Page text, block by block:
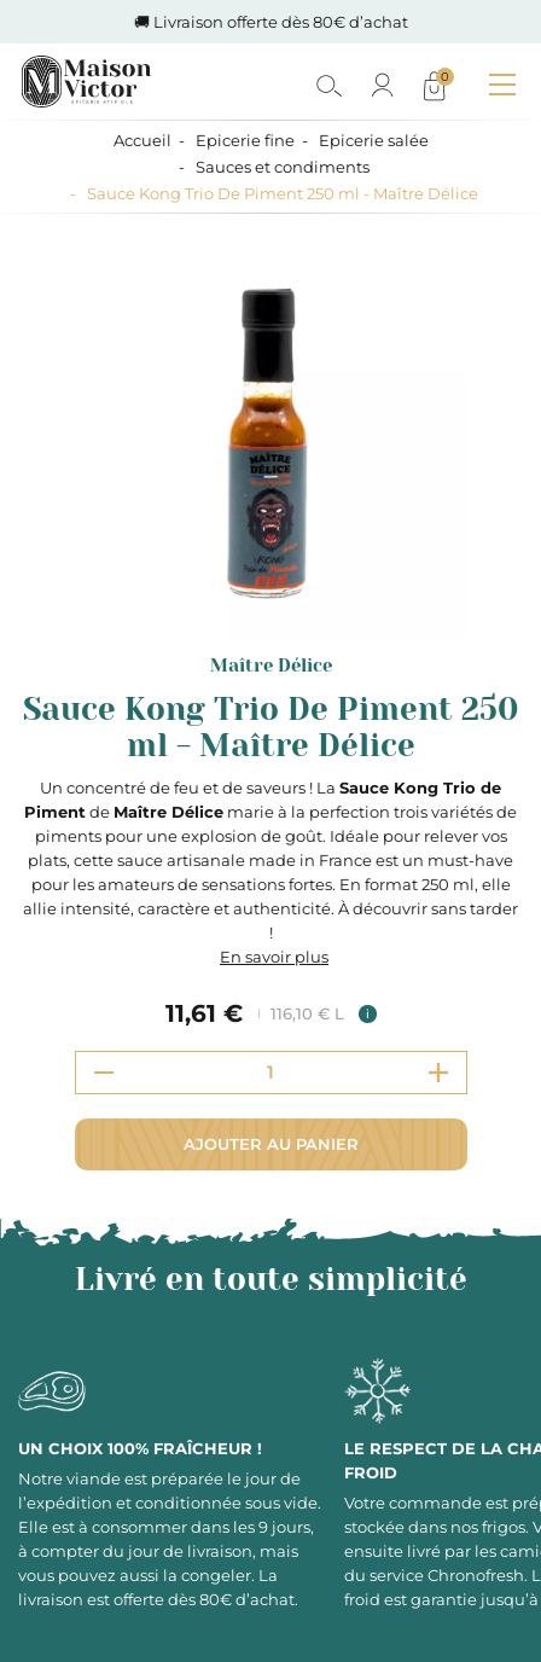
🚚 Livraison offerte dès 80€ d’achat
0
Accueil Epicerie fine
Epicerie salée
Sauces et condiments
Sauce Kong Trio De Piment 250 ml - Maître Délice
Maître Délice
Sauce Kong Trio De Piment 250
ml - Maître Délice
Un concentré de feu et de saveurs ! La Sauce Kong Trio de
Piment de Maître Délice marie à la perfection trois variétés de
piments pour une explosion de goût. Idéale pour relever vos
plats, cette sauce artisanale made in France est un must-have
pour les amateurs de sensations fortes. En format 250 ml, elle
allie intensité, caractère et authenticité. À découvrir sans tarder
!
En savoir plus
11,61 € 116,10 € L i
AJOUTER AU PANIER
Livré en toute simplicité
UN CHOIX 100% FRAÎCHEUR !
Notre viande est préparée le jour de
l’expédition et conditionnée sous vide.
Elle est à consommer dans les 9 jours,
à compter du jour de livraison, mais
vous pouvez aussi la congeler. La
livraison est offerte dès 80€ d’achat.
LE RESPECT DE LA
FROID
Votre commande est
stockée dans nos frigos.
ensuite livré par les
du service Chronofresh.
froid est garantie